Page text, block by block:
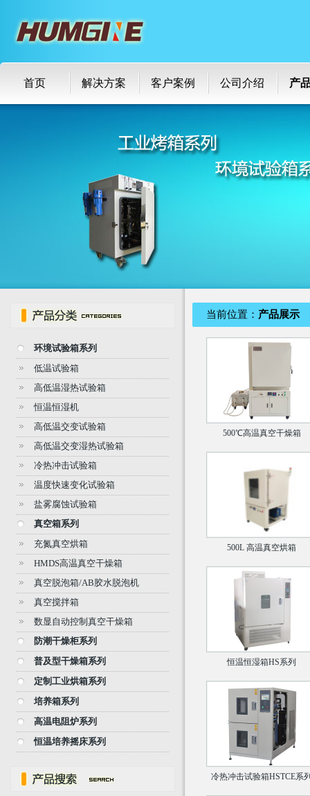
首页 解决方案 客户案例 公司介绍 产
环境试验箱系列
低温试验箱
高低温湿热试验箱
恒温恒湿机
高低温交变试验箱
高低温交变湿热试验箱
冷热冲击试验箱
温度快速变化试验箱
盐雾腐蚀试验箱
真空箱系列
充氮真空烘箱
HMDS高温真空干燥箱
真空脱泡箱/AB胶水脱泡机
真空搅拌箱
数显自动控制真空干燥箱
防潮干燥柜系列
普及型干燥箱系列
定制工业烘箱系列
培养箱系列
高温电阻炉系列
恒温培养摇床系列
当前位置： 产品展示
500℃高温真空干燥箱
500L 高温真空烘箱
恒温恒湿箱HS系列
冷热冲击试验箱HSTCE系